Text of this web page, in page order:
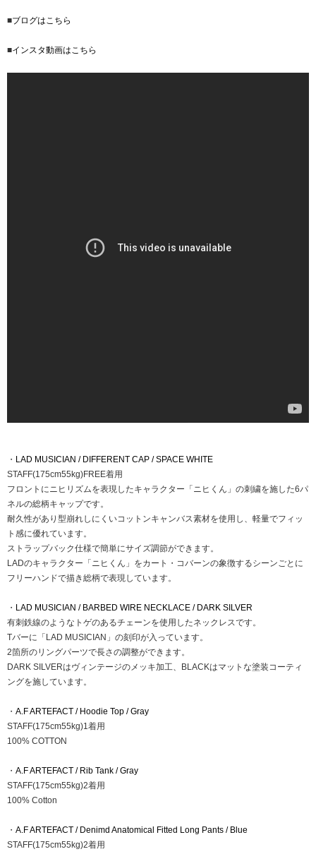
■ブログはこちら
■インスタ動画はこちら
・ LAD MUSICIAN / DIFFERENT CAP / SPACE WHITE
STAFF(175cm55kg)FREE着用
フロントにニヒリズムを表現したキャラクター「ニヒくん」の刺繍を施した6パ
ネルの総柄キャップです。
耐久性があり型崩れしにくいコットンキャンバス素材を使用し、軽量でフィッ
ト感に優れています。
ストラップバック仕様で簡単にサイズ調節ができます。
LADのキャラクター「ニヒくん」をカート・コバーンの象徴するシーンごとに
フリーハンドで描き総柄で表現しています。
・ LAD MUSICIAN / BARBED WIRE NECKLACE / DARK SILVER
有刺鉄線のようなトゲのあるチェーンを使用したネックレスです。
Tバーに「LAD MUSICIAN」の刻印が入っています。
2箇所のリングパーツで長さの調整ができます。
DARK SILVERはヴィンテージのメッキ加工、BLACKはマットな塗装コーティ
ングを施しています。
・ A.F ARTEFACT / Hoodie Top / Gray
STAFF(175cm55kg)1着用
100% COTTON
・ A.F ARTEFACT / Rib Tank / Gray
STAFF(175cm55kg)2着用
100% Cotton
・ A.F ARTEFACT / Denimd Anatomical Fitted Long Pants / Blue
STAFF(175cm55kg)2着用